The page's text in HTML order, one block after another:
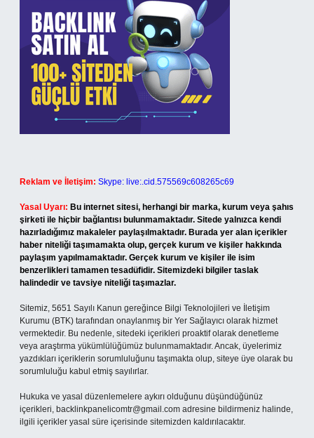
Reklam ve İletişim: Skype: live:.cid.575569c608265c69
Yasal Uyarı: Bu internet sitesi, herhangi bir marka, kurum veya şahıs
şirketi ile hiçbir bağlantısı bulunmamaktadır. Sitede yalnızca kendi
hazırladığımız makaleler paylaşılmaktadır. Burada yer alan içerikler
haber niteliği taşımamakta olup, gerçek kurum ve kişiler hakkında
paylaşım yapılmamaktadır. Gerçek kurum ve kişiler ile isim
benzerlikleri tamamen tesadüfidir. Sitemizdeki bilgiler taslak
halindedir ve tavsiye niteliği taşımazlar.
Sitemiz, 5651 Sayılı Kanun gereğince Bilgi Teknolojileri ve İletişim
Kurumu (BTK) tarafından onaylanmış bir Yer Sağlayıcı olarak hizmet
vermektedir. Bu nedenle, sitedeki içerikleri proaktif olarak denetleme
veya araştırma yükümlülüğümüz bulunmamaktadır. Ancak, üyelerimiz
yazdıkları içeriklerin sorumluluğunu taşımakta olup, siteye üye olarak bu
sorumluluğu kabul etmiş sayılırlar.
Hukuka ve yasal düzenlemelere aykırı olduğunu düşündüğünüz
içerikleri, backlinkpanelicomtr@gmail.com adresine bildirmeniz halinde,
ilgili içerikler yasal süre içerisinde sitemizden kaldırılacaktır.